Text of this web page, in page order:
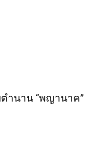
ำนาน “พญานาค”